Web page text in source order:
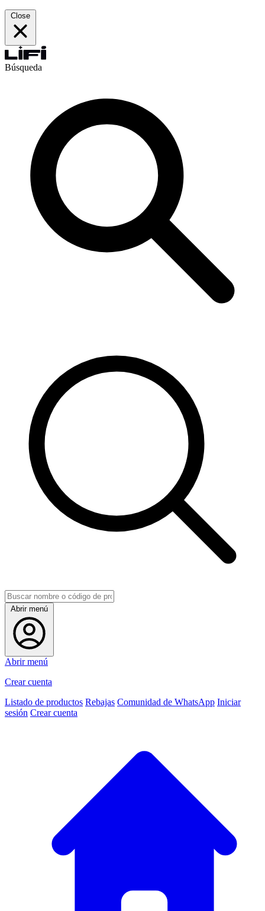
Close
Búsqueda
Abrir menú
Abrir menú
Crear cuenta
Listado de productos Rebajas Comunidad de WhatsApp Iniciar
sesión Crear cuenta